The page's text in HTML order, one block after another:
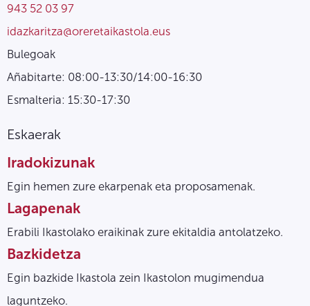
943 52 03 97
idazkaritza@oreretaikastola.eus
Bulegoak
Añabitarte: 08:00-13:30/14:00-16:30
Esmalteria: 15:30-17:30
Eskaerak
Iradokizunak
Egin hemen zure ekarpenak eta proposamenak.
Lagapenak
Erabili Ikastolako eraikinak zure ekitaldia antolatzeko.
Bazkidetza
Egin bazkide Ikastola zein Ikastolon mugimendua
laguntzeko.